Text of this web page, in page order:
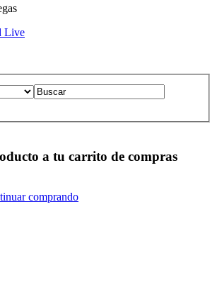
a tu carrito de compras
comprando